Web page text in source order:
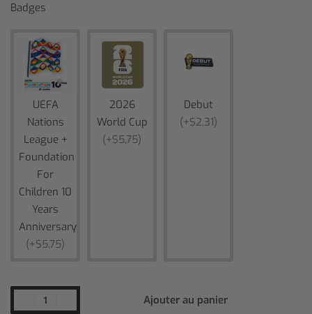
Badges
UEFA
Nations
League +
Foundation
For
Children 10
Years
Anniversary
(+$5,75)
2026
World Cup
(+$5,75)
Debut
(+$2,31)
Ajouter au panier